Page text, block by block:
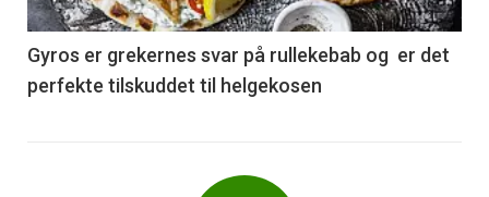
-
6
Gyros er grekernes svar på rullekebab og er det
perfekte tilskuddet til helgekosen